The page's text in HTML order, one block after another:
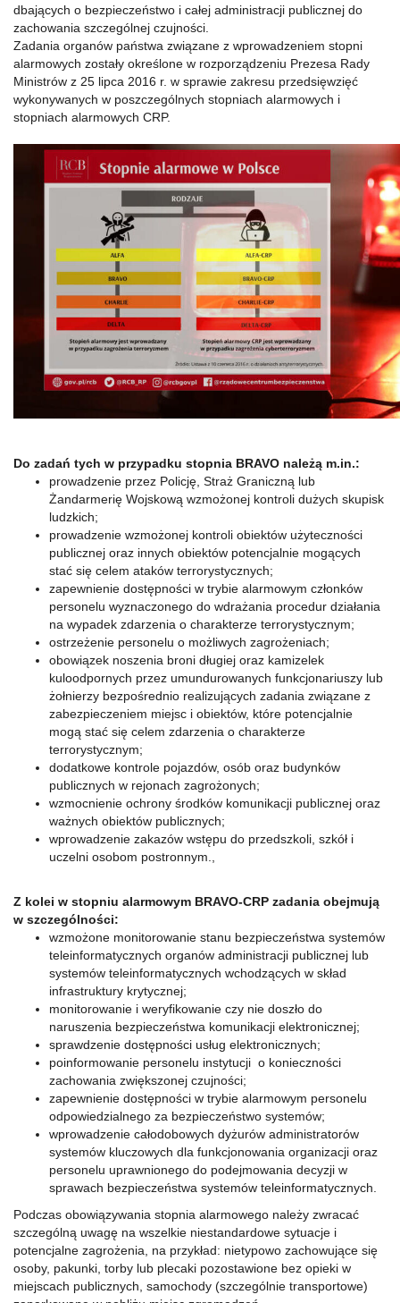
dbających o bezpieczeństwo i całej administracji publicznej do
zachowania szczególnej czujności.
Zadania organów państwa związane z wprowadzeniem stopni
alarmowych zostały określone w rozporządzeniu Prezesa Rady
Ministrów z 25 lipca 2016 r. w sprawie zakresu przedsięwzięć
wykonywanych w poszczególnych stopniach alarmowych i
stopniach alarmowych CRP.
Do zadań tych w przypadku stopnia BRAVO należą m.in.:
prowadzenie przez Policję, Straż Graniczną lub
Żandarmerię Wojskową wzmożonej kontroli dużych skupisk
ludzkich;
prowadzenie wzmożonej kontroli obiektów użyteczności
publicznej oraz innych obiektów potencjalnie mogących
stać się celem ataków terrorystycznych;
zapewnienie dostępności w trybie alarmowym członków
personelu wyznaczonego do wdrażania procedur działania
na wypadek zdarzenia o charakterze terrorystycznym;
ostrzeżenie personelu o możliwych zagrożeniach;
obowiązek noszenia broni długiej oraz kamizelek
kuloodpornych przez umundurowanych funkcjonariuszy lub
żołnierzy bezpośrednio realizujących zadania związane z
zabezpieczeniem miejsc i obiektów, które potencjalnie
mogą stać się celem zdarzenia o charakterze
terrorystycznym;
dodatkowe kontrole pojazdów, osób oraz budynków
publicznych w rejonach zagrożonych;
wzmocnienie ochrony środków komunikacji publicznej oraz
ważnych obiektów publicznych;
wprowadzenie zakazów wstępu do przedszkoli, szkół i
uczelni osobom postronnym.,
Z kolei w stopniu alarmowym BRAVO-CRP zadania obejmują
w szczególności:
wzmożone monitorowanie stanu bezpieczeństwa systemów
teleinformatycznych organów administracji publicznej lub
systemów teleinformatycznych wchodzących w skład
infrastruktury krytycznej;
monitorowanie i weryfikowanie czy nie doszło do
naruszenia bezpieczeństwa komunikacji elektronicznej;
sprawdzenie dostępności usług elektronicznych;
poinformowanie personelu instytucji o konieczności
zachowania zwiększonej czujności;
zapewnienie dostępności w trybie alarmowym personelu
odpowiedzialnego za bezpieczeństwo systemów;
wprowadzenie całodobowych dyżurów administratorów
systemów kluczowych dla funkcjonowania organizacji oraz
personelu uprawnionego do podejmowania decyzji w
sprawach bezpieczeństwa systemów teleinformatycznych.
Podczas obowiązywania stopnia alarmowego należy zwracać
szczególną uwagę na wszelkie niestandardowe sytuacje i
potencjalne zagrożenia, na przykład: nietypowo zachowujące się
osoby, pakunki, torby lub plecaki pozostawione bez opieki w
miejscach publicznych, samochody (szczególnie transportowe)